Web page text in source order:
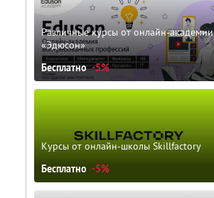
Различные курсы от онлайн-академии
«Эдюсон»
Бесплатно -5%
Курсы от онлайн-школы Skillfactory
Бесплатно -5%